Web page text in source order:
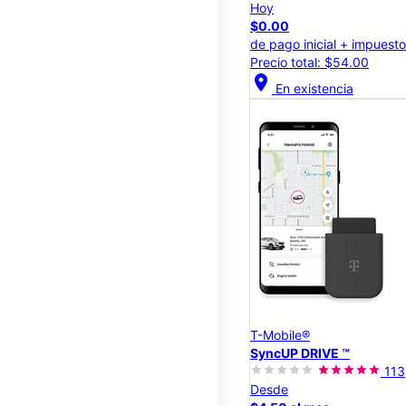
Hoy
$0.00
de pago inicial +
Precio total: $54.00
location_on En existencia
T-Mobile®
SyncUP DRIVE ™
113
Desde